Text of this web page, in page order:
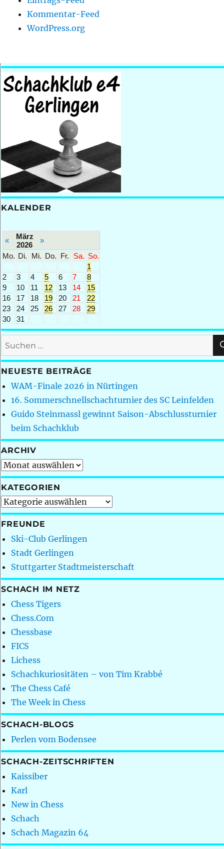
Kommentar-Feed
WordPress.org
KALENDER
«
März
2026
»
Mo. Di. Mi. Do. Fr. Sa. So.
1
2
3 4 5 6 7
8
9
10 11 12 13 14
15
16
17 18 19 20 21
22
23
24 25 26 27 28
29
30
31
Suchen
nach:
NEUESTE BEITRÄGE
WAM-Finale 2026 in Nürtingen
16. Sommerschnellschachturnier des SC Leinfelden
Guido Steinmassl gewinnt Saison-Abschlussturnier
beim Schachklub
ARCHIV
Archiv
KATEGORIEN
Kategorien
FREUNDE
Ski-Club Gerlingen
Stadt Gerlingen
Stuttgarter Stadtmeisterschaft
SCHACH IM NETZ
Chess Tigers
Chess.Com
Chessbase
FICS
Lichess
Schachkuriositäten – von Tim Krabbé
The Chess Café
The Week in Chess
SCHACH-BLOGS
Perlen vom Bodensee
SCHACH-ZEITSCHRIFTEN
Kaissiber
Karl
New in Chess
Schach
Schach Magazin 64